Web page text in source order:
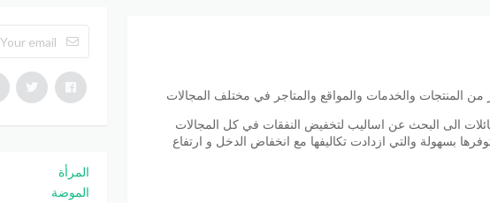
المنتجات والخدمات والمواقع والمتاجر في مختلف المجالات
الى البحث عن اساليب لتخفيض النفقات في كل المجالات
بسهولة والتي ازدادت تكاليفها مع انخفاض الدخل و ارتفاع
المرأة
الموضة